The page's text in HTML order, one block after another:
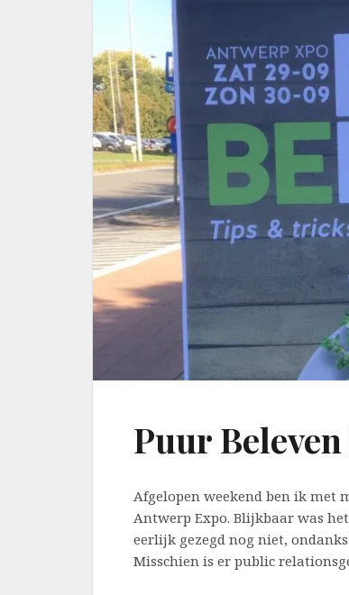
Puur
Afgelopen weekend ben ik met
Antwerp Expo. Blijkbaar was
eerlijk gezegd nog niet,
Misschien is er public